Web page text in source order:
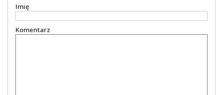
Imię
Komentarz